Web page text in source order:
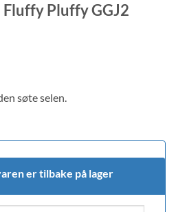
Pluffy GGJ2
søte selen.
er tilbake på lager